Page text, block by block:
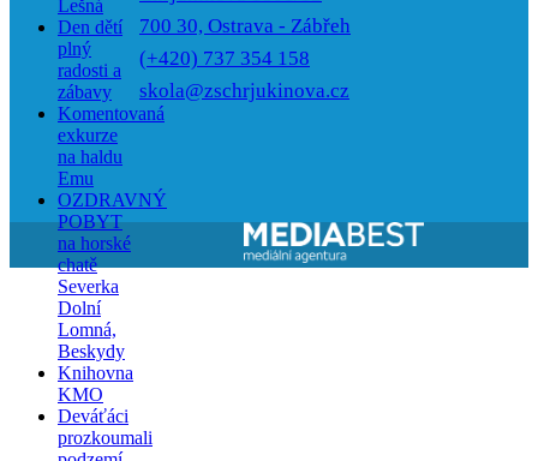
Lešná
Den dětí
plný
radosti a
zábavy
Komentovaná
exkurze
na haldu
Emu
OZDRAVNÝ
POBYT
na horské
chatě
Severka
Dolní
Lomná,
Beskydy
Knihovna
KMO
Deváťáci
prozkoumali
700 30, Ostrava - Zábřeh
(+420) 737 354 158
skola@zschrjukinova.cz